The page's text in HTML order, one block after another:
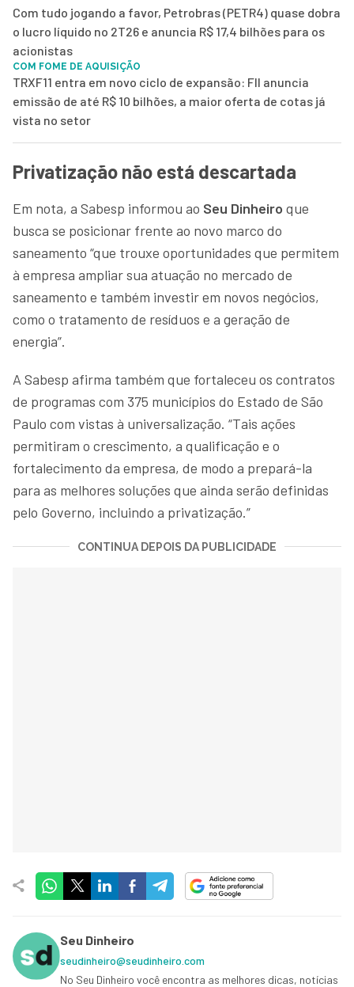
Com tudo jogando a favor, Petrobras (PETR4) quase dobra
o lucro líquido no 2T26 e anuncia R$ 17,4 bilhões para os
acionistas
COM FOME DE AQUISIÇÃO
TRXF11 entra em novo ciclo de expansão: FII anuncia
emissão de até R$ 10 bilhões, a maior oferta de cotas já
vista no setor
Privatização não está descartada
Em nota, a Sabesp informou ao Seu Dinheiro que
busca se posicionar frente ao novo marco do
saneamento “que trouxe oportunidades que permitem
à empresa ampliar sua atuação no mercado de
saneamento e também investir em novos negócios,
como o tratamento de resíduos e a geração de
energia”.
A Sabesp afirma também que fortaleceu os contratos
de programas com 375 municípios do Estado de São
Paulo com vistas à universalização. “Tais ações
permitiram o crescimento, a qualificação e o
fortalecimento da empresa, de modo a prepará-la
para as melhores soluções que ainda serão definidas
pelo Governo, incluindo a privatização.”
CONTINUA DEPOIS DA PUBLICIDADE
Seu Dinheiro
seudinheiro@seudinheiro.com
No Seu Dinheiro você encontra as melhores dicas, notícias